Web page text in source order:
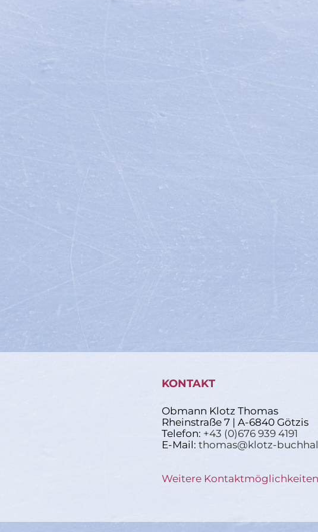
KONTAKT
Obmann Klotz Thomas
Rheinstraße 7 | A-6840 Götzis
Telefon: +43 (0)676 939 4191
E-Mail: thomas@klotz-
Weitere Kontaktmöglichkeiten